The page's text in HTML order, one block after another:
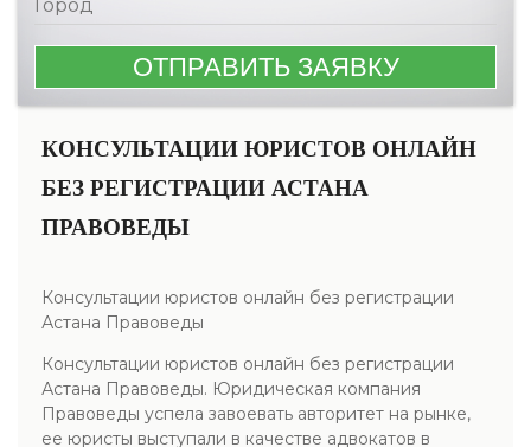
КОНСУЛЬТАЦИИ ЮРИСТОВ ОНЛАЙН
БЕЗ РЕГИСТРАЦИИ АСТАНА
ПРАВОВЕДЫ
Консультации юристов онлайн без регистрации
Астана Правоведы
Консультации юристов онлайн без регистрации
Астана Правоведы. Юридическая компания
Правоведы успела завоевать авторитет на рынке,
ее юристы выступали в качестве адвокатов в